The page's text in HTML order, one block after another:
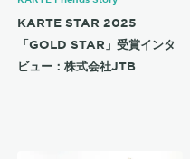
KARTE STAR 2025
「GOLD STAR」受賞インタ
ビュー：株式会社JTB